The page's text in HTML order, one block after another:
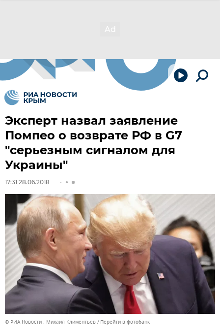
Эксперт назвал заявление
Помпео о возврате РФ в G7
"серьезным сигналом для
Украины"
17:31 28.06.2018
© РИА Новости . Михаил Климентьев Перейти в фотобанк